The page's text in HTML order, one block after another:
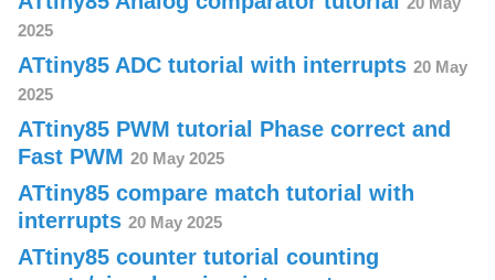
2025
ATtiny85 ADC tutorial with interrupts 20 May
2025
ATtiny85 PWM tutorial Phase correct and
Fast PWM 20 May 2025
ATtiny85 compare match tutorial with
interrupts 20 May 2025
ATtiny85 counter tutorial counting